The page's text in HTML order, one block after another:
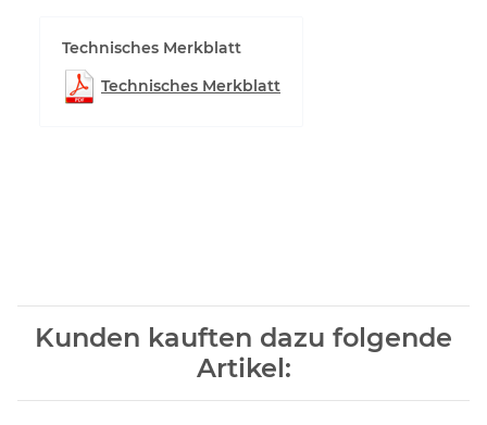
Technisches Merkblatt
Technisches Merkblatt
Kunden kauften dazu folgende
Artikel: